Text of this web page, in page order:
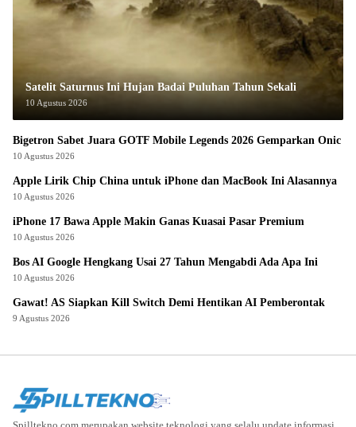
Satelit Saturnus Ini Hujan Badai Puluhan Tahun Sekali
10 Agustus 2026
Bigetron Sabet Juara GOTF Mobile Legends 2026 Gemparkan Onic
10 Agustus 2026
Apple Lirik Chip China untuk iPhone dan MacBook Ini Alasannya
10 Agustus 2026
iPhone 17 Bawa Apple Makin Ganas Kuasai Pasar Premium
10 Agustus 2026
Bos AI Google Hengkang Usai 27 Tahun Mengabdi Ada Apa Ini
10 Agustus 2026
Gawat! AS Siapkan Kill Switch Demi Hentikan AI Pemberontak
9 Agustus 2026